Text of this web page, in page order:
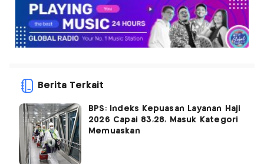
Berita Terkait
BPS: Indeks Kepuasan Layanan Haji
2026 Capai 83,28, Masuk Kategori
Memuaskan